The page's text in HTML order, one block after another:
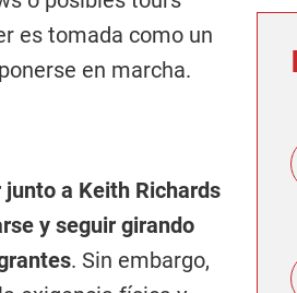
es tomada como un
en marcha.
a Keith Richards
y seguir girando
. Sin embargo,